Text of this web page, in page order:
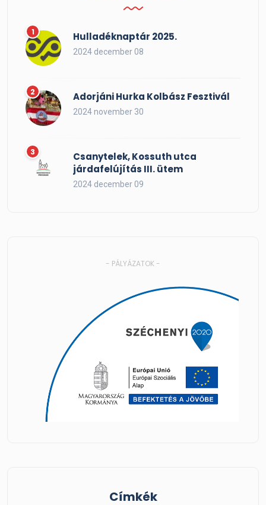
Hulladéknaptár 2025.
2024 december 08
Adorjáni Hurka Kolbász Fesztivál
2024 november 30
Csanytelek, Kossuth utca
járdafelújítás III. ütem
2024 december 09
- PÁLYÁZATOK -
Címkék